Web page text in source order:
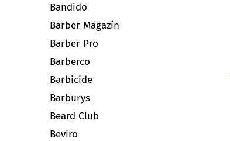
Bandido
Barber Magazín
Barber Pro
Barberco
Barbicide
Barburys
Beard Club
Beviro